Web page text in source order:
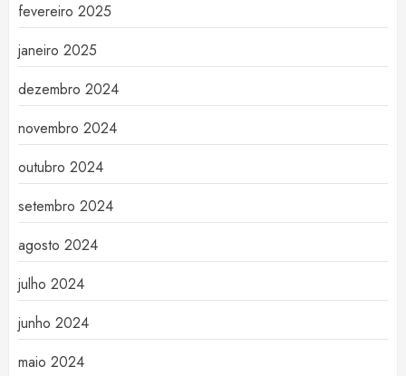
fevereiro 2025
janeiro 2025
dezembro 2024
novembro 2024
outubro 2024
setembro 2024
agosto 2024
julho 2024
junho 2024
maio 2024